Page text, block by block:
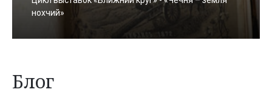
нохчий»
Блог